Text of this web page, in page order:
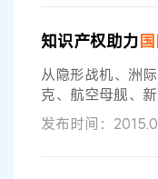
主席最近指出，
展，通过自主创
未发。要抓紧搞
知识产权助力
从隐形战机、洲
克、航空母舰、
术及设备的广泛
来，伴随我国自
发布时间：